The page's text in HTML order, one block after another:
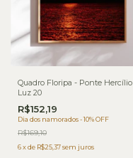
Quadro Floripa - Ponte Hercílio
Luz 20
R$152,19
Dia dos namorados - 10% OFF
R$169,10
6xde R$25,37sem juros